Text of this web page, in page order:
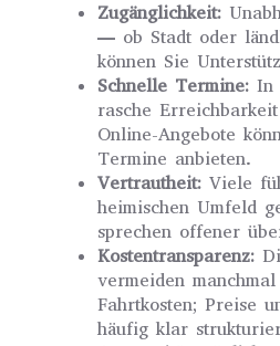
Zugänglichkeit:
— ob Stadt oder
können Sie
Schnelle Termine: In
rasche
Online-Angebote
Termine anbieten.
Vertrautheit: Viele
heimischen Umfeld
sprechen offener
Kostentransparenz:
vermeiden
Fahrtkosten; Preise
häufig klar